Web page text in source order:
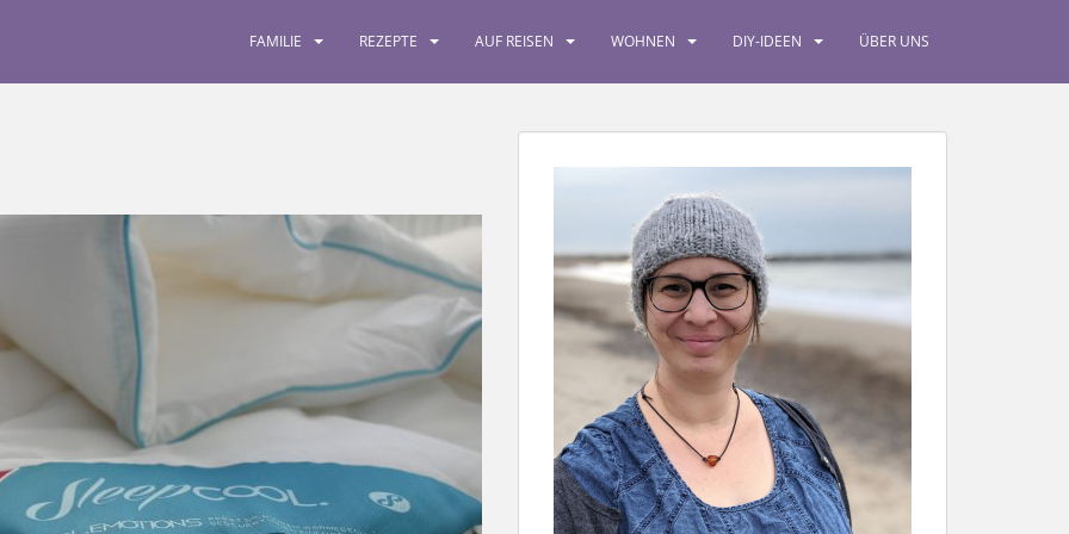
FAMILIE REZEPTE AUF REISEN WOHNEN DIY-IDEEN ÜBER UNS